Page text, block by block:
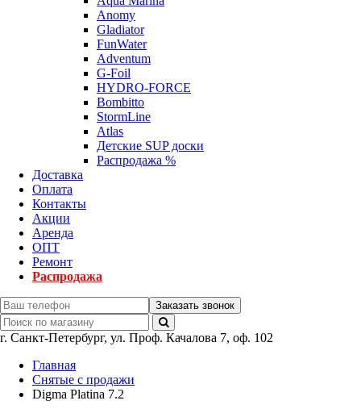
Anomy
Gladiator
FunWater
Adventum
G-Foil
HYDRO-FORCE
Bombitto
StormLine
Atlas
Детские SUP доски
Распродажа %
Доставка
Оплата
Контакты
Акции
Аренда
ОПТ
Ремонт
Распродажа
Заказать звонок
г. Санкт-Петербург, ул. Проф. Качалова 7, оф. 102
Главная
Снятые с продажи
Digma Platina 7.2